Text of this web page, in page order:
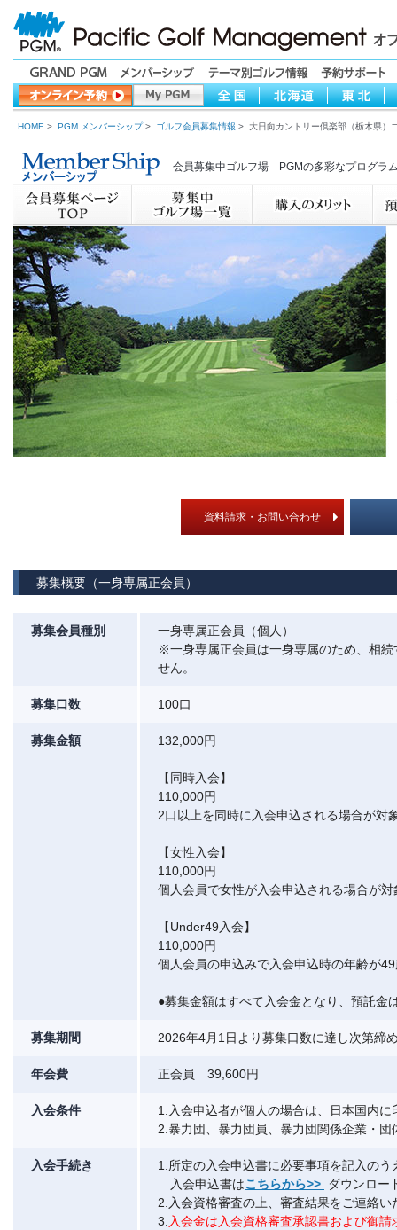
HOME > PGM メンバーシップ> ゴルフ会員募集情報 > 大日向カントリー倶楽部（栃木県）
会員募集中ゴルフ場 PGMの多彩なプログラ
資料請求・お問い合わせ
募集概要（一身専属正会員）
募集会員種別
一身専属正会員（個人）
※一身専属正会員は一身専属のため、相
せん。
募集口数 100口
募集金額 132,000円
【同時入会】
110,000円
2口以上を同時に入会申込される場合が対
【女性入会】
110,000円
個人会員で女性が入会申込される場合が
【Under49入会】
110,000円
個人会員の申込みで入会申込時の年齢が
●募集金額はすべて入会金となり、預託金
募集期間 2026年4月1日より募集口数に達し次第締
年会費 正会員 39,600円
入会条件
1.入会申込者が個人の場合は、日本国内
2.暴力団、暴力団員、暴力団関係企業・
入会手続き
1.所定の入会申込書に必要事項を記入の
入会申込書はこちらから>>
ダウンロー
2.入会資格審査の上、審査結果をご連絡い
3. 入会金は入会資格審査承認書および御